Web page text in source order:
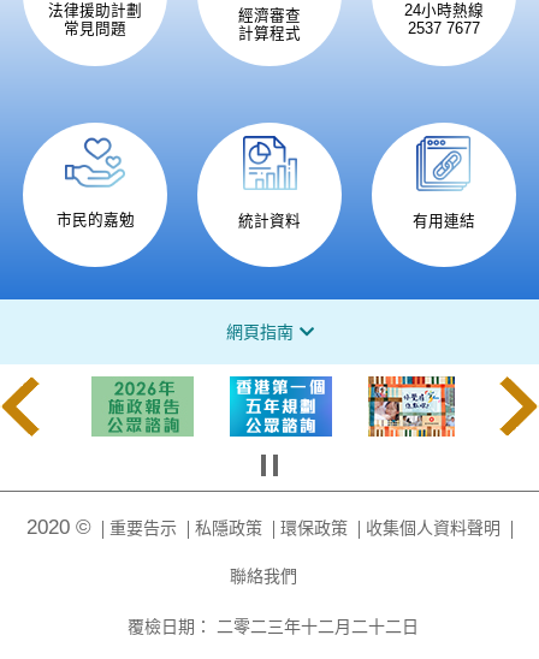
法律援助計劃
常見問題
經濟審查
計算程式
24小時熱線
2537 7677
市民的嘉勉 統計資料 有用連結
網頁指南
2020 © 重要告示 私隱政策 環保政策 收集個人資料聲明
聯絡我們
覆檢日期： 二零二三年十二月二十二日